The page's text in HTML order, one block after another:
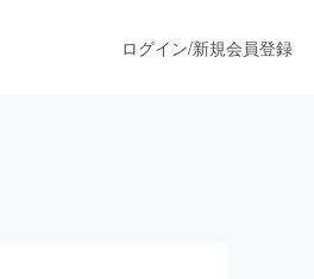
ログイン/新規会員登録